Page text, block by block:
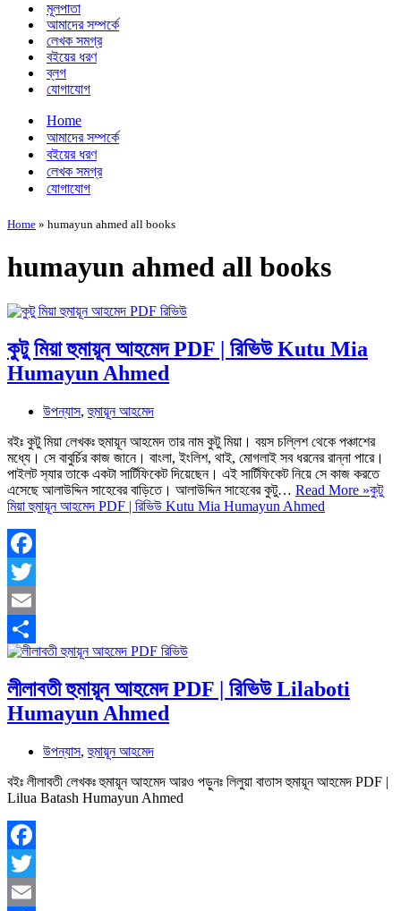
মূলপাতা
আমাদের সম্পর্কে
লেখক সমগ্র
বইয়ের ধরণ
ব্লগ
যোগাযোগ
Home
আমাদের সম্পর্কে
বইয়ের ধরণ
লেখক সমগ্র
যোগাযোগ
Home » humayun ahmed all books
humayun ahmed all books
কুটু মিয়া হুমায়ূন আহমেদ PDF | রিভিউ Kutu Mia
Humayun Ahmed
উপন্যাস,হুমায়ূন আহমেদ
বইঃ কুটু মিয়া লেখকঃ হুমায়ূন আহমেদ তার নাম কুটু মিয়া। বয়স চল্লিশ থেকে পঞ্চাশের
মধ্যে। সে বাবুর্চির কাজ জানে। বাংলা, ইংলিশ, থাই, মোগলাই সব ধরনের রান্না পারে।
পাইলট স‍্যার তাকে একটা সার্টিফিকেট দিয়েছেন। এই সার্টিফিকেট নিয়ে সে কাজ করতে
এসেছে আলাউদ্দিন সাহেবের বাড়িতে। আলাউদ্দিন সাহেবের কুটু… Read More »কুটু
মিয়া হুমায়ূন আহমেদ PDF | রিভিউ Kutu Mia Humayun Ahmed
Facebook
Twitter
Email
Share
লীলাবতী হুমায়ূন আহমেদ PDF | রিভিউ Lilaboti
Humayun Ahmed
উপন্যাস,হুমায়ূন আহমেদ
বইঃ লীলাবতী লেখকঃ হুমায়ূন আহমেদ আরও পড়ুনঃ লিলুয়া বাতাস হুমায়ূন আহমেদ PDF |
Lilua Batash Humayun Ahmed
Facebook
Twitter